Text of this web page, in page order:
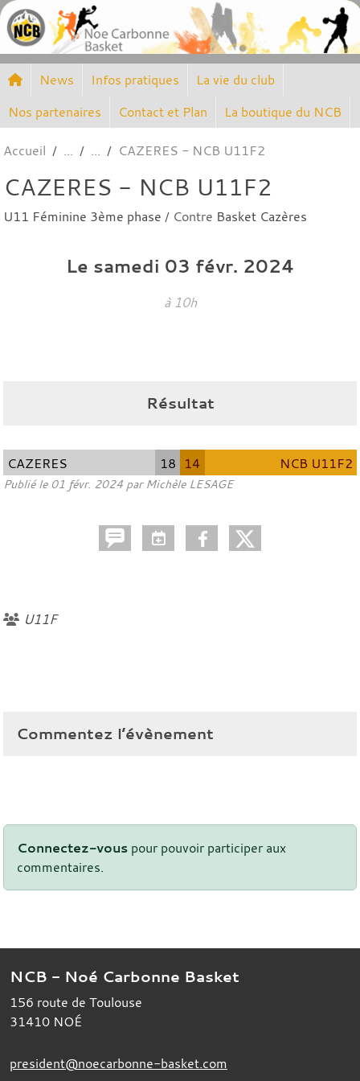
News Infos pratiques
La vie du club
Nos partenaires
Contact et Plan La boutique du NCB
Accueil CAZERES - NCB U11F2
CAZERES - NCB U11F2
U11 Féminine 3ème phase / Contre Basket Cazères
Le samedi 03 févr. 2024
à 10h
Résultat
CAZERES 18 14 NCB U11F2
Publié le 01 févr. 2024 par Michèle LESAGE
U11F
Commentez l’évènement
Connectez-vous pour pouvoir participer aux
commentaires.
NCB - Noé Carbonne Basket
156 route de Toulouse
31410 NOÉ
president@noecarbonne-basket.com
Panneau de gestion des cookies